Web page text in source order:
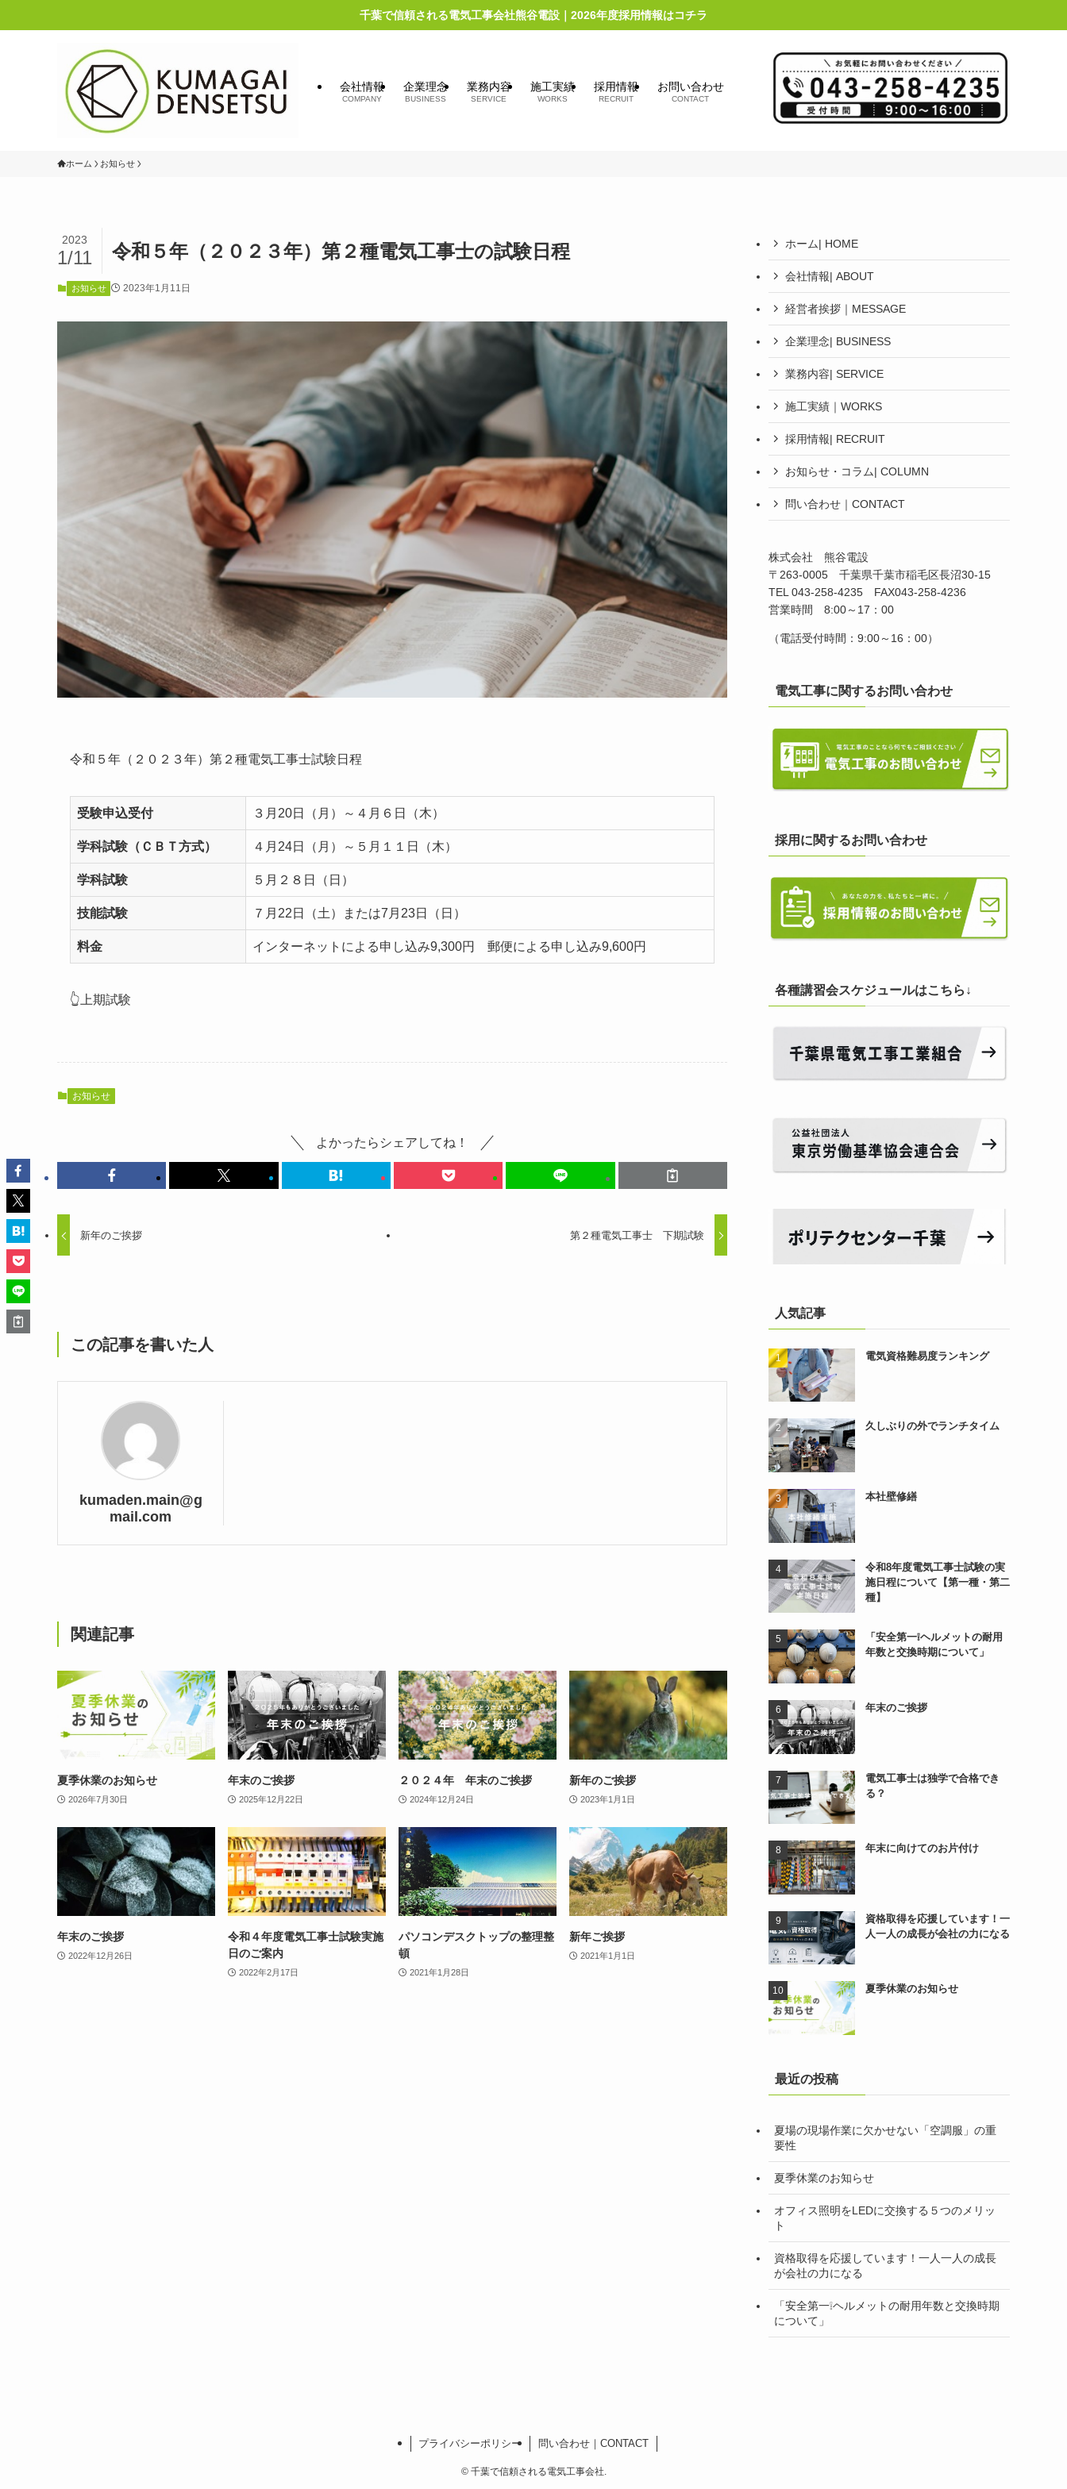
千葉で信頼される電気工事会社熊谷電設｜2026年度採用情報はコチラ
会社情報
COMPANY
企業理念
BUSINESS
業務内容
SERVICE
施工実績
WORKS
採用情報
RECRUIT
お問い合わせ
CONTACT
ホーム お知らせ
令和５年（２０２３年）第２種電気工事士の試験日程
2023
1/11
お知らせ 2023年1月11日
令和５年（２０２３年）第２種電気工事士試験日程
受験申込受付 ３月20日（月）～４月６日（木）
学科試験（ＣＢＴ方式） ４月24日（月）～５月１１日（木）
学科試験 ５月２８日（日）
技能試験 ７月22日（土）または7月23日（日）
料金 インターネットによる申し込み9,300円 郵便による申し込み9,600円
👆上期試験
お知らせ
よかったらシェアしてね！
新年のご挨拶 第２種電気工事士 下期試験
この記事を書いた人
kumaden.main@g
mail.com
関連記事
夏季休業のお知らせ
2026年7月30日
年末のご挨拶
2025年12月22日
２０２４年 年末のご挨拶
2024年12月24日
新年のご挨拶
2023年1月1日
年末のご挨拶
2022年12月26日
令和４年度電気工事士試験実施
日のご案内
2022年2月17日
パソコンデスクトップの整理整
頓
2021年1月28日
新年ご挨拶
2021年1月1日
ホーム| HOME
会社情報| ABOUT
経営者挨拶｜MESSAGE
企業理念| BUSINESS
業務内容| SERVICE
施工実績｜WORKS
採用情報| RECRUIT
お知らせ・コラム| COLUMN
問い合わせ｜CONTACT
株式会社 熊谷電設
〒263-0005 千葉県千葉市稲毛区長沼30-15
TEL 043-258-4235 FAX043-258-4236
営業時間 8:00～17：00
（電話受付時間：9:00～16：00）
電気工事に関するお問い合わせ
採用に関するお問い合わせ
各種講習会スケジュールはこちら↓
人気記事
電気資格難易度ランキング
久しぶりの外でランチタイム
本社壁修繕
令和8年度電気工事士試験の実
施日程について【第一種・第二
種】
「安全第一❕ヘルメットの耐用
年数と交換時期について」
年末のご挨拶
電気工事士は独学で合格でき
る？
年末に向けてのお片付け
資格取得を応援しています！一
人一人の成長が会社の力になる
夏季休業のお知らせ
最近の投稿
夏場の現場作業に欠かせない「空調服」の重
要性
夏季休業のお知らせ
オフィス照明をLEDに交換する５つのメリッ
ト
資格取得を応援しています！一人一人の成長
が会社の力になる
「安全第一❕ヘルメットの耐用年数と交換時期
について」
プライバシーポリシー 問い合わせ｜CONTACT
©千葉で信頼される電気工事会社.